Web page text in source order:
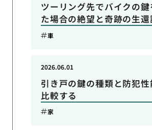
ツーリング先でバイクの鍵
た場合の絶望と奇跡の生還
車
引き戸の鍵の種類と防犯
比較する
2026.06.01
家